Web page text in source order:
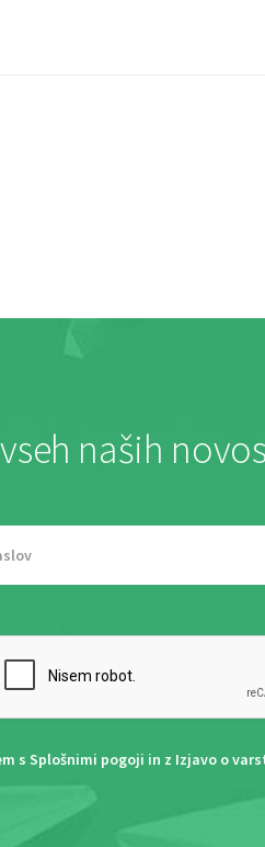
naših
s Splošnimi pogoji in z Izjavo o